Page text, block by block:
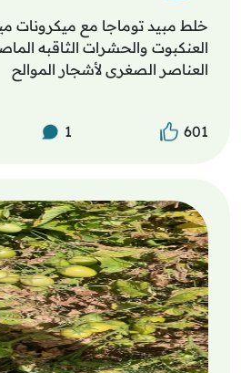
خلط مبيد توماجا مع ميكرونات
العنكبوت والحشرات الثاقبه
العناصر الصغرى لأشجار الموالح
601
1